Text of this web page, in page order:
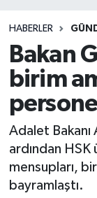
HABERLER
Bakan
birim
Adalet Bakanı
ardından
mensupları,
bayramlaştı.
Haber